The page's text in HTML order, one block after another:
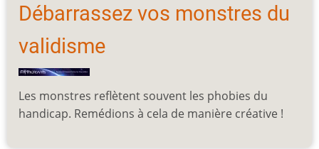
Débarrassez vos monstres du
validisme
Les monstres reflètent souvent les phobies du
handicap. Remédions à cela de manière créative !